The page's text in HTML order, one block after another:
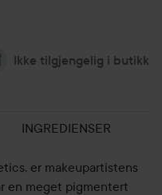
Ikke tilgjengelig i butikk
INGREDIENSER
er makeupartistens
en meget pigmentert